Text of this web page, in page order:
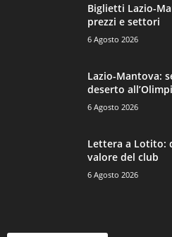
Biglietti Lazio-
prezzi e settori
6 Agosto 2026
Lazio-Mantova:
deserto
6 Agosto 2026
Lettera a Lotito:
valore del club
6 Agosto 2026